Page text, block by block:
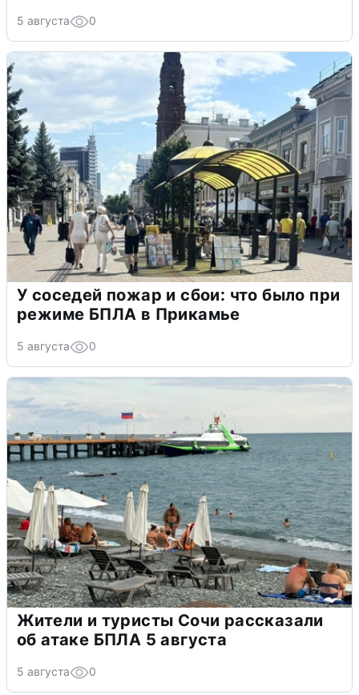
5 августа 0
У соседей пожар и сбои: что было при
режиме БПЛА в Прикамье
5 августа 0
Жители и туристы Сочи рассказали
об атаке БПЛА 5 августа
5 августа 0